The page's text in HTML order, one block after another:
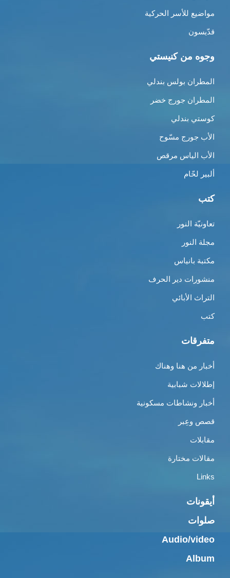
مواضيع للأسر الحركية
قدّيسون
وجوه من كنيستي
المطران بولس بندلي
المطران جورج خضر
كوستي بندلي
الأب جورج مسّوح
الأب الياس مرقص
ألبير لحّام
كتب
تعاونيّة النور
مجلة النور
مكتبة بانياس
منشورات دير الحرف
التراث الأبائي
كتب
متفرقات
أخبار من هنا وهناك
إطلالات شبابية
أخبار ونشاطات مسكونية
قصص وعِبر
مقابلات
مقالات مختارة
Links
أيقونات
صلوات
Audio/video
Album